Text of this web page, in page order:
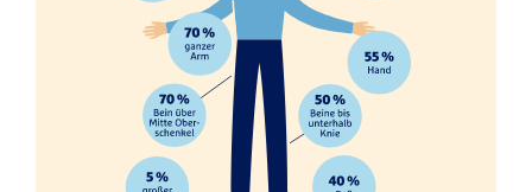
schweren Unfällen
Folgen psychischer und nervöser
Störungen